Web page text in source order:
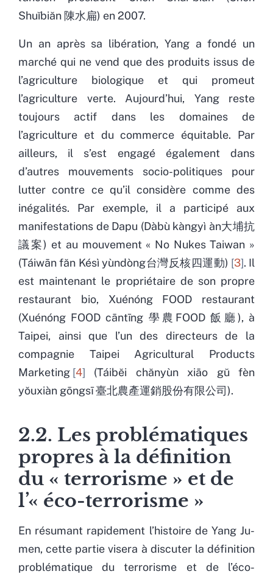
Shuĭbiăn 陳水扁) en 2007.
Un an après sa libération, Yang a fondé un
marché qui ne vend que des produits issus de
l’agriculture biologique et qui promeut
l’agriculture verte. Aujourd’hui, Yang reste
toujours actif dans les domaines de
l’agriculture et du commerce équitable. Par
ailleurs, il s’est engagé également dans
d’autres mouvements socio-politiques pour
lutter contre ce qu’il considère comme des
inégalités. Par exemple, il a participé aux
manifestations de Dapu (Dàbù kàngyì àn大埔抗
議案) et au mouvement « No Nukes Taiwan »
(Táiwān făn Késì yùndòng台灣反核四運動) 3 . Il
est maintenant le propriétaire de son propre
restaurant bio, Xuénóng FOOD restaurant
(Xuénóng FOOD cāntīng 學農FOOD 飯廳), à
Taipei, ainsi que l’un des directeurs de la
compagnie Taipei Agricultural Products
Marketing 4
(Táibĕi chănyùn xiāo gŭ fèn
yŏuxiàn gōngsī 臺北農產運銷股份有限公司).
2.2. Les problématiques
propres à la définition
du « terrorisme » et de
l’« éco-terrorisme »
En résumant rapidement l’histoire de Yang Ju-
men, cette partie visera à discuter la définition
problématique du terrorisme et de l’éco-